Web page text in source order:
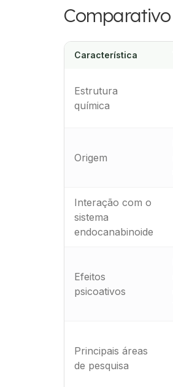
Comparativo
Característica
Estrutura
química
Origem
Interação com o
sistema
endocanabinoide
Efeitos
psicoativos
Principais áreas
de pesquisa